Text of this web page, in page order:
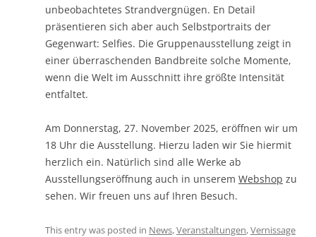
unbeobachtetes Strandvergnügen. En Detail
präsentieren sich aber auch Selbstportraits der
Gegenwart: Selfies. Die Gruppenausstellung zeigt in
einer überraschenden Bandbreite solche Momente,
wenn die Welt im Ausschnitt ihre größte Intensität
entfaltet.
Am Donnerstag, 27. November 2025, eröffnen wir um
18 Uhr die Ausstellung. Hierzu laden wir Sie hiermit
herzlich ein. Natürlich sind alle Werke ab
Ausstellungseröffnung auch in unserem Webshop zu
sehen. Wir freuen uns auf Ihren Besuch.
This entry was posted in News,Veranstaltungen,Vernissage